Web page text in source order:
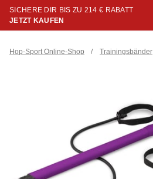
SICHERE DIR BIS ZU 214 € RABATT
JETZT KAUFEN
Hop-Sport Online-Shop / Trainingsbänder